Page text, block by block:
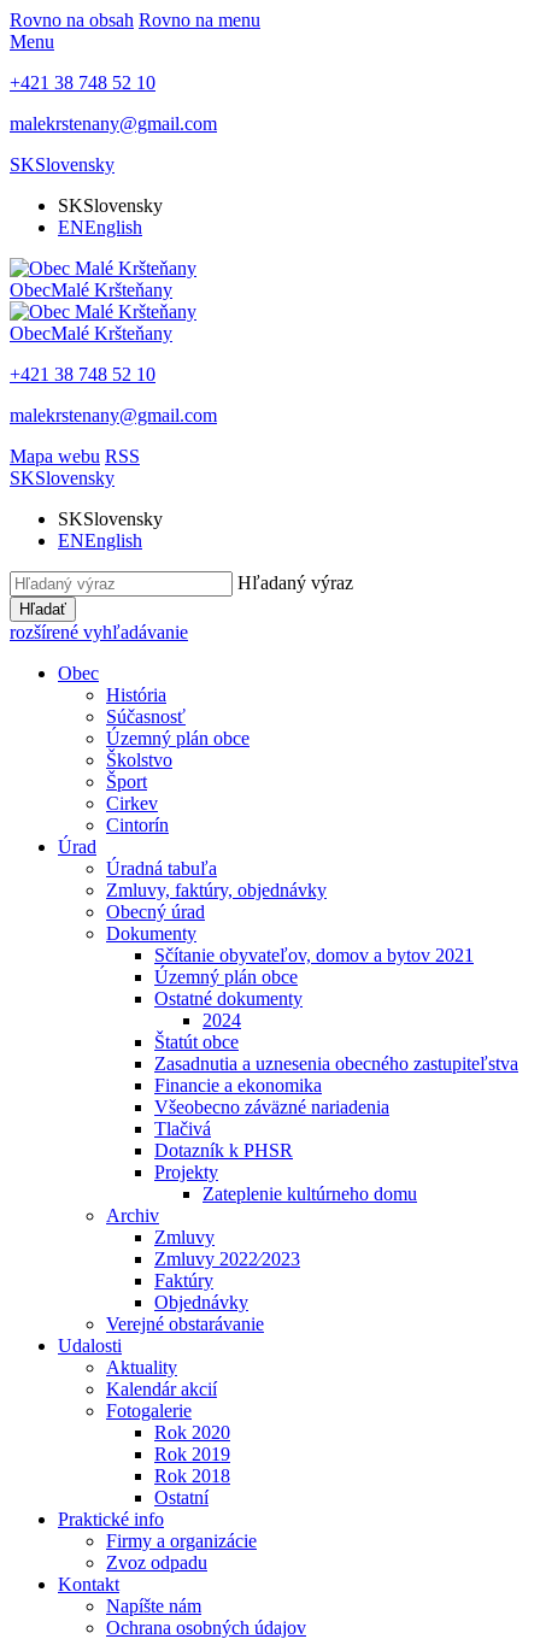
Rovno na obsah Rovno na menu
Menu
+421 38 748 52 10
malekrstenany@gmail.com
SKSlovensky
SKSlovensky
ENEnglish
ObecMalé Kršteňany
ObecMalé Kršteňany
+421 38 748 52 10
malekrstenany@gmail.com
Mapa webu RSS
SKSlovensky
SKSlovensky
ENEnglish
Hľadaný výraz
Hľadať
rozšírené vyhľadávanie
Obec
História
Súčasnosť
Územný plán obce
Školstvo
Šport
Cirkev
Cintorín
Úrad
Úradná tabuľa
Zmluvy, faktúry, objednávky
Obecný úrad
Dokumenty
Sčítanie obyvateľov, domov a bytov 2021
Územný plán obce
Ostatné dokumenty
2024
Štatút obce
Zasadnutia a uznesenia obecného zastupiteľstva
Financie a ekonomika
Všeobecno záväzné nariadenia
Tlačivá
Dotazník k PHSR
Projekty
Zateplenie kultúrneho domu
Archiv
Zmluvy
Zmluvy 2022⁄2023
Faktúry
Objednávky
Verejné obstarávanie
Udalosti
Aktuality
Kalendár akcií
Fotogalerie
Rok 2020
Rok 2019
Rok 2018
Ostatní
Praktické info
Firmy a organizácie
Zvoz odpadu
Kontakt
Napíšte nám
Ochrana osobných údajov